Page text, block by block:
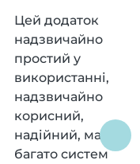
Цей додаток
надзвичайно
простий у
використанні,
надзвичайно
корисний,
надійний, має
багато систем